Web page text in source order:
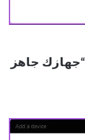
“جهازك جاهز